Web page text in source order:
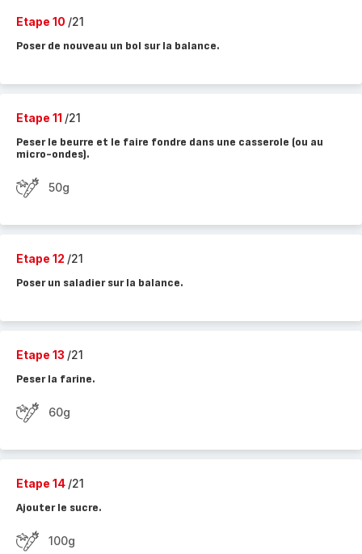
Etape 10 /21
Poser de nouveau un bol sur la balance.
Etape 11 /21
Peser le beurre et le faire fondre dans une casserole (ou au
micro-ondes).
50g
Etape 12 /21
Poser un saladier sur la balance.
Etape 13 /21
Peser la farine.
60g
Etape 14 /21
Ajouter le sucre.
100g